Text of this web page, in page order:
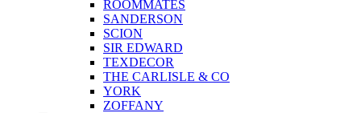
ROOMMATES
SANDERSON
SCION
SIR EDWARD
TEXDECOR
THE CARLISLE & CO
YORK
ZOFFANY